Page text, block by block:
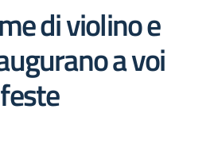
di violino e
a voi